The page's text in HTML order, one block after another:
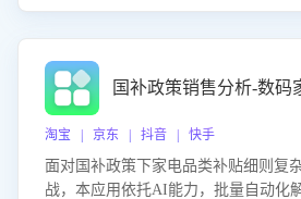
国补政策销售分析-数码
淘宝 | 京东 | 抖音 | 快手
面对国补政策下家电品类补贴细则复
战，本应用依托AI能力，批量自动化